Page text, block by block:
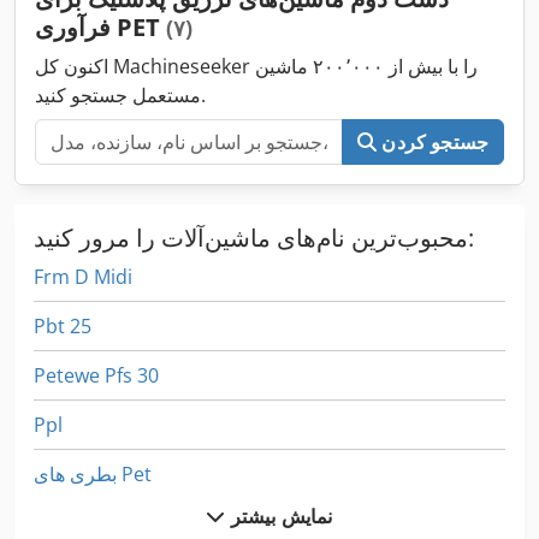
فرآوری PET (۷)
اکنون کل Machineseeker را با بیش از ۲۰۰٬۰۰۰ ماشین
مستعمل جستجو کنید.
جستجو کردن
محبوب‌ترین نام‌های ماشین‌آلات را مرور کنید:
Frm D Midi
Pbt 25
Petewe Pfs 30
Ppl
بطری های Pet
نمایش بیشتر